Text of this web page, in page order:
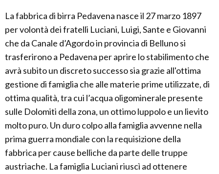
La fabbrica di birra Pedavena nasce il 27 marzo 1897
per volontà dei fratelli Luciani, Luigi, Sante e Giovanni
che da Canale d’Agordo in provincia di Belluno si
trasferirono a Pedavena per aprire lo stabilimento che
avrà subito un discreto successo sia grazie all'ottima
gestione di famiglia che alle materie prime utilizzate, di
ottima qualità, tra cui l’acqua oligominerale presente
sulle Dolomiti della zona, un ottimo luppolo e un lievito
molto puro. Un duro colpo alla famiglia avvenne nella
prima guerra mondiale con la requisizione della
fabbrica per cause belliche da parte delle truppe
austriache. La famiglia Luciani riuscì ad ottenere